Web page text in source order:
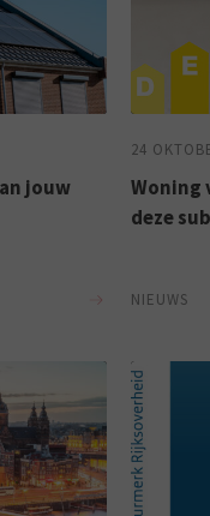
jouw
24
Woning
deze
NIEUWS